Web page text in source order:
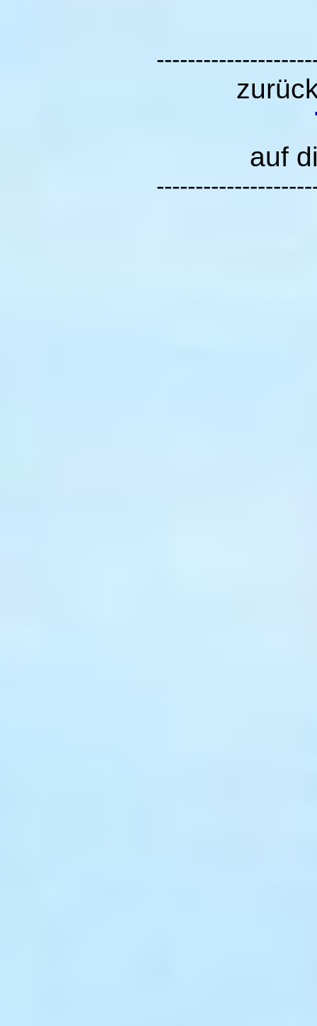
auf